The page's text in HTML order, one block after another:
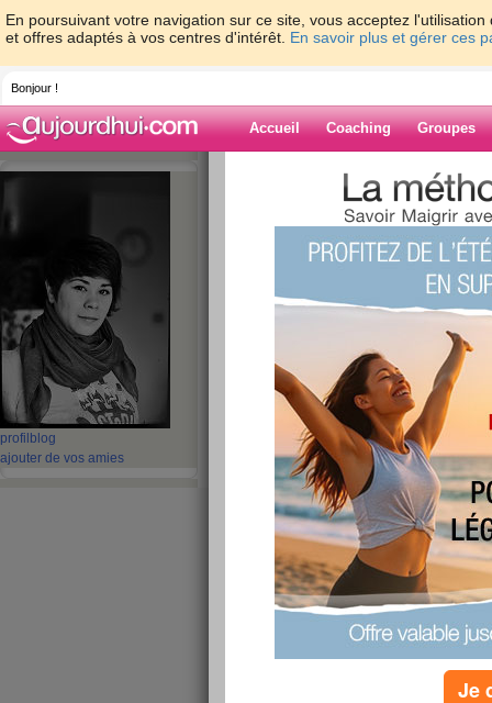
En poursuivant votre navigation sur ce site, vous acceptez
et offres adaptés à vos centres d'intérêt. En savoir plus et gérer ces
Bonjour !
Accueil Coaching Groupes
profil blog
ajouter de vos amies
> Dame-Polgara
Blog de Dame-
21 - 30 31 - 40 41 - 50 51 -
‹ Préc. 61 62 63 64 65
Polgara, ou
empêche de
fringales!
publié le 13/10/2008 à 20:04
Héhéhé! Salut à toutes!
J'espère que vous allez bien en ce
Moi ça peut aller! Tout à l'heure je me suis
crevais la dalle et j'avais envie de sablés, je
suis rendue compte à la caisse au moment de
évité des calories inutiles! ^^ Au moins jeJe